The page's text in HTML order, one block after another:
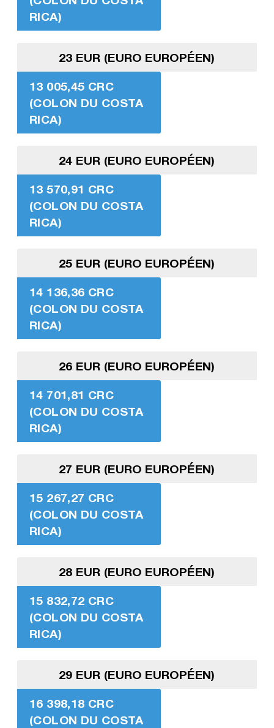
RICA)
23 EUR (EURO EUROPÉEN)
13 005,45 CRC
(COLON DU COSTA
RICA)
24 EUR (EURO EUROPÉEN)
13 570,91 CRC
(COLON DU COSTA
RICA)
25 EUR (EURO EUROPÉEN)
14 136,36 CRC
(COLON DU COSTA
RICA)
26 EUR (EURO EUROPÉEN)
14 701,81 CRC
(COLON DU COSTA
RICA)
27 EUR (EURO EUROPÉEN)
15 267,27 CRC
(COLON DU COSTA
RICA)
28 EUR (EURO EUROPÉEN)
15 832,72 CRC
(COLON DU COSTA
RICA)
29 EUR (EURO EUROPÉEN)
16 398,18 CRC
(COLON DU COSTA